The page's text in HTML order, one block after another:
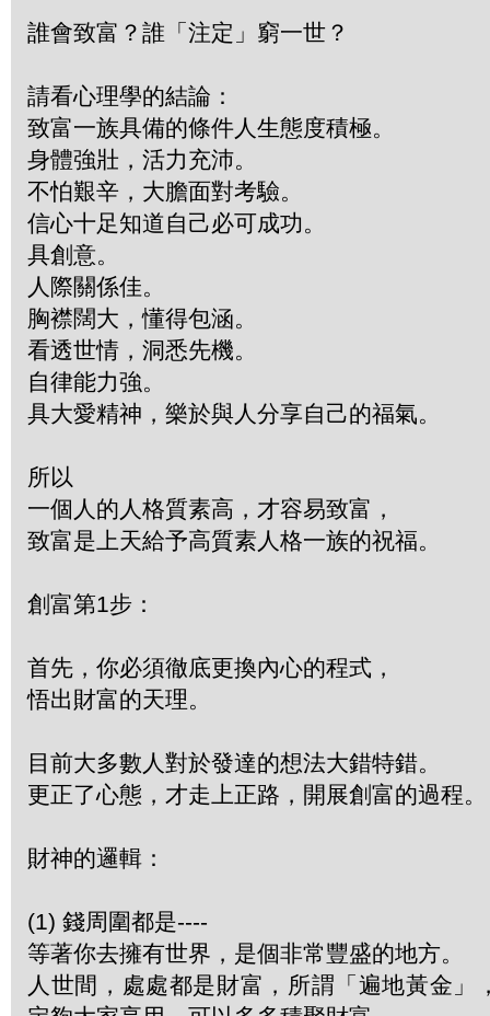
誰會致富？誰「注定」窮一世？
請看心理學的結論：
致富一族具備的條件人生態度積極。
身體強壯，活力充沛。
不怕艱辛，大膽面對考驗。
信心十足知道自己必可成功。
具創意。
人際關係佳。
胸襟闊大，懂得包涵。
看透世情，洞悉先機。
自律能力強。
具大愛精神，樂於與人分享自己的福氣。
所以
一個人的人格質素高，才容易致富，
致富是上天給予高質素人格一族的祝福。
創富第1步：
首先，你必須徹底更換內心的程式，
悟出財富的天理。
目前大多數人對於發達的想法大錯特錯。
更正了心態，才走上正路，開展創富的過程。
財神的邏輯：
(1) 錢周圍都是----
等著你去擁有世界，是個非常豐盛的地方。
人世間，處處都是財富，所謂「遍地黃金」